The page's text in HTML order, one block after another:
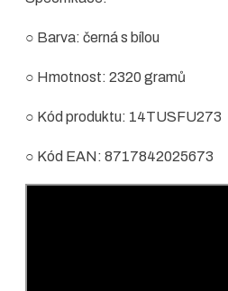
○ Barva: černá s bílou
○ Hmotnost: 2320 gramů
○ Kód produktu: 14TUSFU273
○ Kód EAN: 8717842025673